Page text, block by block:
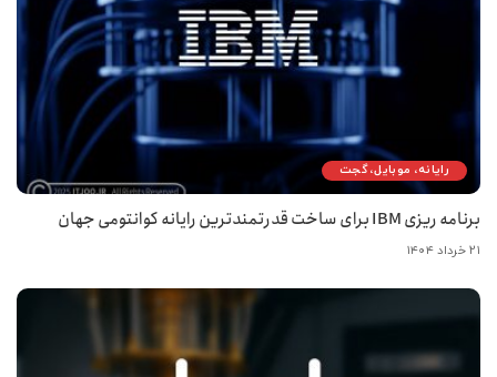
رایانه، موبایل، گجت
برنامه ریزی IBM برای ساخت قدرتمندترین رایانه کوانتومی جهان
۲۱ خرداد ۱۴۰۴